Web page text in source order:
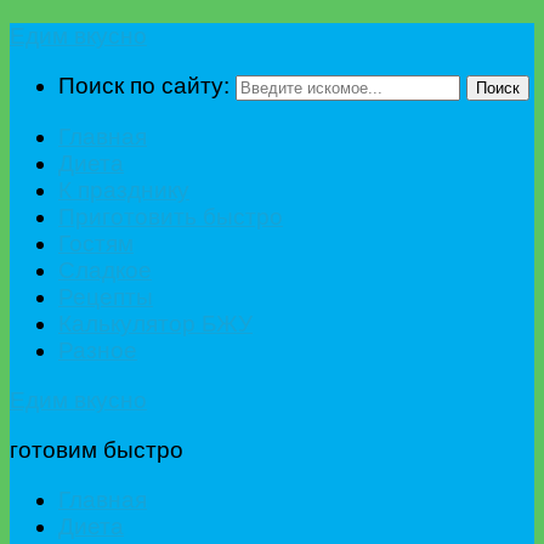
Поиск по сайту:
Поиск
готовим быстро